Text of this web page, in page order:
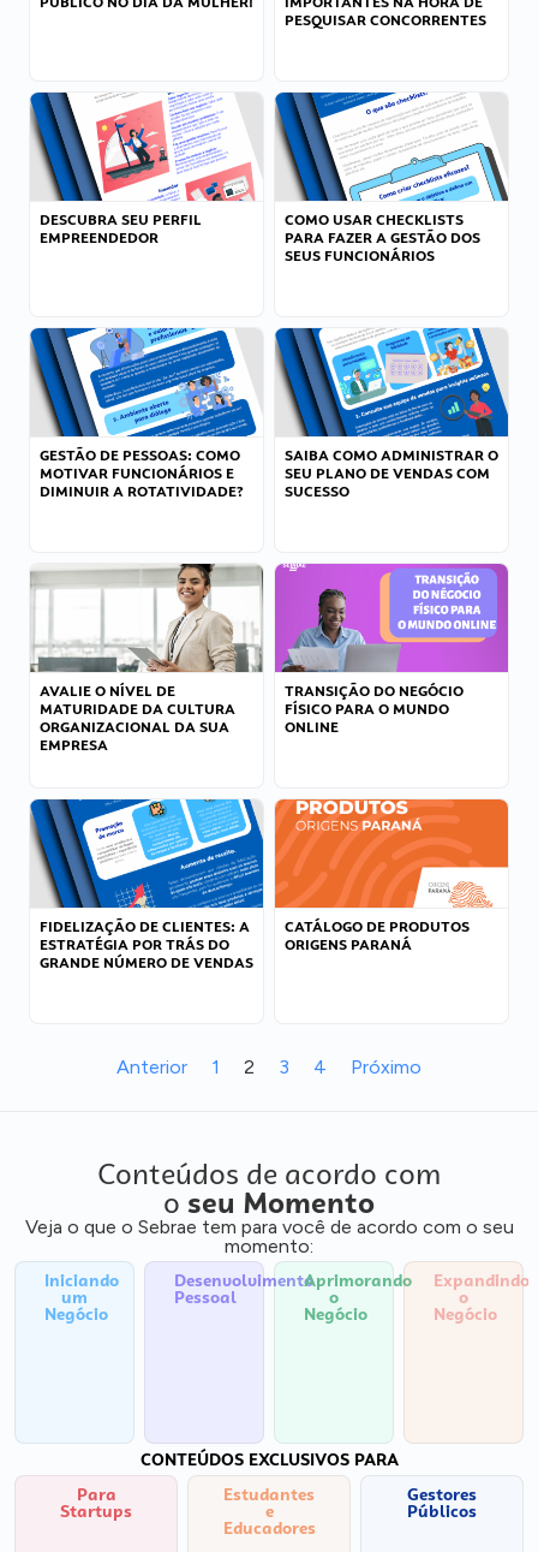
PESQUISAR CONCORRENTES
DESCUBRA SEU PERFIL
EMPREENDEDOR
COMO USAR CHECKLISTS
PARA FAZER A GESTÃO DOS
SEUS FUNCIONÁRIOS
GESTÃO DE PESSOAS: COMO
MOTIVAR FUNCIONÁRIOS E
DIMINUIR A ROTATIVIDADE?
SAIBA COMO ADMINISTRAR O
SEU PLANO DE VENDAS COM
SUCESSO
AVALIE O NÍVEL DE
MATURIDADE DA CULTURA
ORGANIZACIONAL DA SUA
EMPRESA
TRANSIÇÃO DO NEGÓCIO
FÍSICO PARA O MUNDO
ONLINE
FIDELIZAÇÃO DE CLIENTES: A
ESTRATÉGIA POR TRÁS DO
GRANDE NÚMERO DE VENDAS
CATÁLOGO DE PRODUTOS
ORIGENS PARANÁ
Anterior 1 2 3 4 Próximo
Conteúdos de acordo com
o seu Momento
Veja o que o Sebrae tem para você de acordo com o seu
momento:
Iniciando
um
Negócio
Desenvolvimento
Pessoal
Aprimorando
o
Negócio
Expandindo
o
Negócio
CONTEÚDOS EXCLUSIVOS PARA
Para
Startups
Estudantes
e
Educadores
Gestores
Públicos